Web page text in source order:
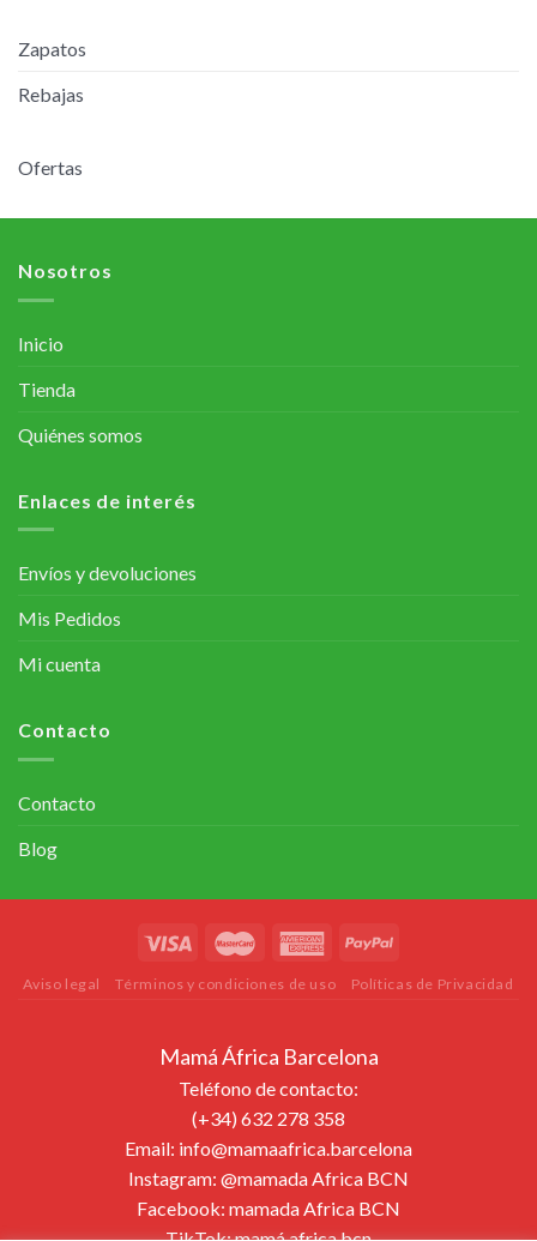
Zapatos
Rebajas
Ofertas
Nosotros
Inicio
Tienda
Quiénes somos
Enlaces de interés
Envíos y devoluciones
Mis Pedidos
Mi cuenta
Contacto
Contacto
Blog
Aviso legal Términos y condiciones de uso Políticas de Privacidad
Mamá África Barcelona
Teléfono de contacto:
(+34) 632 278 358
Email: info@mamaafrica.barcelona
Instagram: @mamada Africa BCN
Facebook: mamada Africa BCN